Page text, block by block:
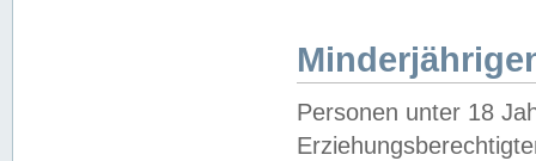
Personen unter 18